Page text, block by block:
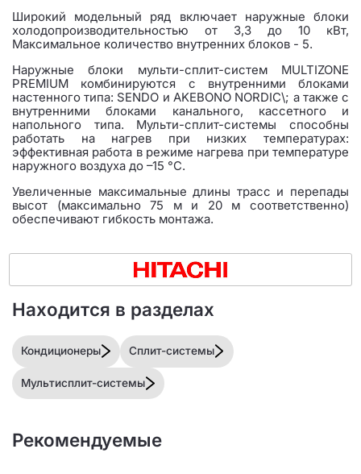
Широкий модельный ряд включает наружные блоки
холодопроизводительностью от 3,3 до 10 кВт,
Максимальное количество внутренних блоков - 5.
Наружные блоки мульти-сплит-систем MULTIZONE
PREMIUM комбинируются с внутренними блоками
настенного типа: SENDO и AKEBONO NORDIC\; а также с
внутренними блоками канального, кассетного и
напольного типа. Мульти-сплит-системы способны
работать на нагрев при низких температурах:
эффективная работа в режиме нагрева при температуре
наружного воздуха до –15 °C.
Увеличенные максимальные длины трасс и перепады
высот (максимально 75 м и 20 м соответственно)
обеспечивают гибкость монтажа.
Находится в разделах
Кондиционеры Сплит-системы
Мультисплит-системы
Рекомендуемые